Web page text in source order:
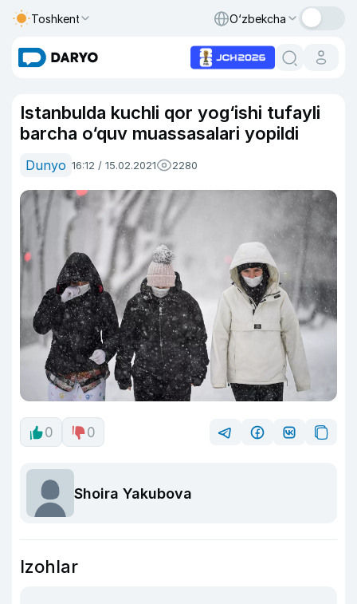
Toshkent O‘zbekcha
Istanbulda kuchli qor yog‘ishi tufayli
barcha o‘quv muassasalari yopildi
Dunyo 16:12 / 15.02.2021 2280
0 0
Shoira Yakubova
Izohlar